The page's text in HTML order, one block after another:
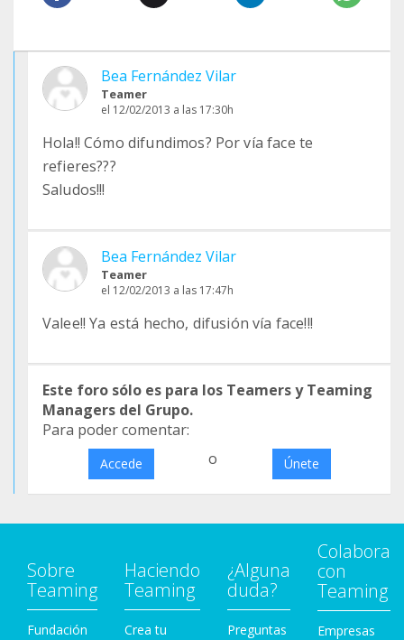
Bea Fernández Vilar
Teamer
el 12/02/2013 a las 17:30h
Hola!! Cómo difundimos? Por vía face te
refieres???
Saludos!!!
Bea Fernández Vilar
Teamer
el 12/02/2013 a las 17:47h
Valee!! Ya está hecho, difusión vía face!!!
Este foro sólo es para los Teamers y Teaming
Managers del Grupo.
Para poder comentar:
Accede o Únete
Sobre
Teaming
Fundación
Haciendo
Teaming
Crea tu
¿Alguna
duda?
Preguntas
Colabora
con
Teaming
Empresas